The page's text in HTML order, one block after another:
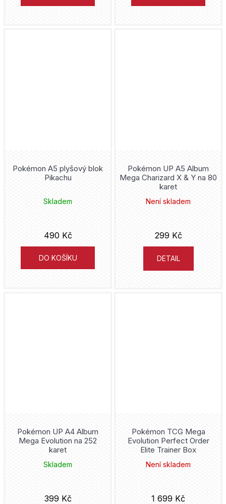
Pokémon A5 plyšový blok
Pikachu
Skladem
490 Kč
DO KOŠÍKU
Pokémon UP A5 Album
Mega Charizard X & Y na 80
karet
Není skladem
299 Kč
DETAIL
Pokémon UP A4 Album
Mega Evolution na 252
karet
Skladem
399 Kč
Pokémon TCG Mega
Evolution Perfect Order
Elite Trainer Box
Není skladem
1 699 Kč